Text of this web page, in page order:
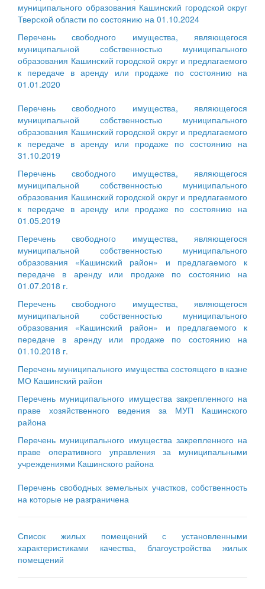
муниципального образования Кашинский городской округ
Тверской области по состоянию на 01.10.2024
Перечень свободного имущества, являющегося
муниципальной собственностью муниципального
образования Кашинский городской округ и предлагаемого
к передаче в аренду или продаже по состоянию на
01.01.2020
Перечень свободного имущества, являющегося
муниципальной собственностью муниципального
образования Кашинский городской округ и предлагаемого
к передаче в аренду или продаже по состоянию на
31.10.2019
Перечень свободного имущества, являющегося
муниципальной собственностью муниципального
образования Кашинский городской округ и предлагаемого
к передаче в аренду или продаже по состоянию на
01.05.2019
Перечень свободного имущества, являющегося
муниципальной собственностью муниципального
образования «Кашинский район» и предлагаемого к
передаче в аренду или продаже по состоянию на
01.07.2018 г.
Перечень свободного имущества, являющегося
муниципальной собственностью муниципального
образования «Кашинский район» и предлагаемого к
передаче в аренду или продаже по состоянию на
01.10.2018 г.
Перечень муниципального имущества состоящего в казне
МО Кашинский район
Перечень муниципального имущества закрепленного на
праве хозяйственного ведения за МУП Кашинского
района
Перечень муниципального имущества закрепленного на
праве оперативного управления за муниципальными
учреждениями Кашинского района
Перечень свободных земельных участков, собственность
на которые не разграничена
Список жилых помещений с установленными
характеристиками качества, благоустройства жилых
помещений